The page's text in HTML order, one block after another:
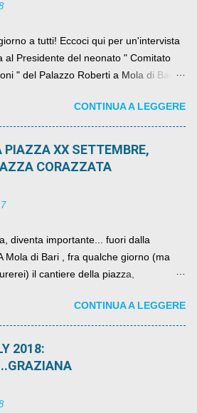
a tutti! Eccoci qui per un'intervista
al Presidente del neonato " Comitato
" del Palazzo Roberti a Mola di Bari ,
signor?....CONTINUA A LEGGERE
PIAZZA XX SETTEMBRE,
CORAZZATA
diventa importante... fuori dalla
Mola di Bari , fra qualche giorno (ma
il cantiere della piazza,
esorbitante di mesi, non ci sarà
una volta Piazza XX Settembre ,
CONTINUA A LEGGERE
2018: